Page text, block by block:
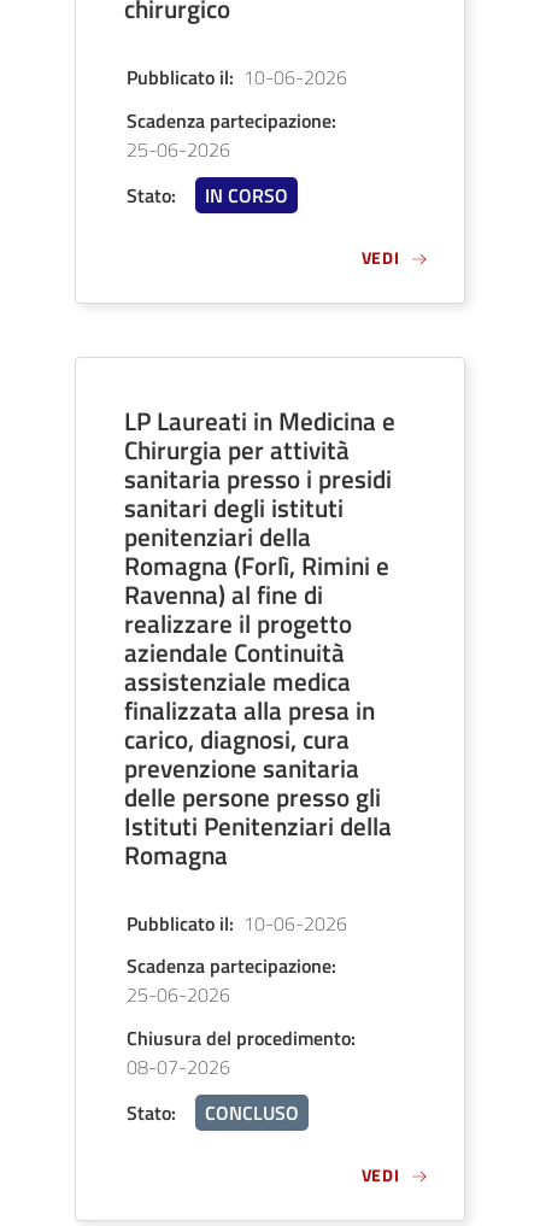
chirurgico
Pubblicato il: 10-06-2026
Scadenza partecipazione:
25-06-2026
Stato: IN CORSO
VEDI
LP Laureati in Medicina e
Chirurgia per attività
sanitaria presso i presidi
sanitari degli istituti
penitenziari della
Romagna (Forlì, Rimini e
Ravenna) al fine di
realizzare il progetto
aziendale Continuità
assistenziale medica
finalizzata alla presa in
carico, diagnosi, cura
prevenzione sanitaria
delle persone presso gli
Istituti Penitenziari della
Romagna
Pubblicato il: 10-06-2026
Scadenza partecipazione:
25-06-2026
Chiusura del procedimento:
08-07-2026
Stato: CONCLUSO
VEDI